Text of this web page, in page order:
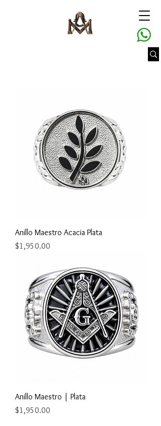
Anillo Maestro Acacia Plata
Precio
$1,950.00
Anillo Maestro | Plata
Precio
$1,950.00